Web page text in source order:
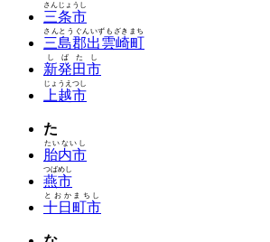
三条市
さんじょうし
三島郡出雲崎町
さんとうぐんいずもざきまち
新発田市
しばたし
上越市
じょうえつし
た
胎内市
たいないし
燕市
つばめし
十日町市
とおかまちし